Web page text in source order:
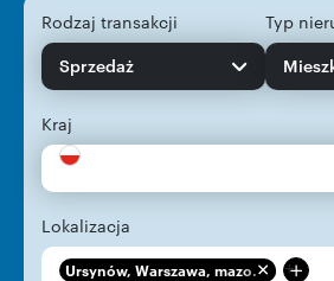
Rodzaj transakcji
Sprzedaż
Typ
Kraj
Lokalizacja
Ursynów, Warszawa, mazo... +